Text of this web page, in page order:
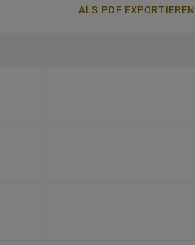
ALS PDF EXPORTIEREN